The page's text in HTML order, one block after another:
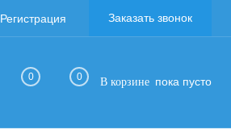
Регистрация Заказать звонок
0 0 В корзине пока пусто